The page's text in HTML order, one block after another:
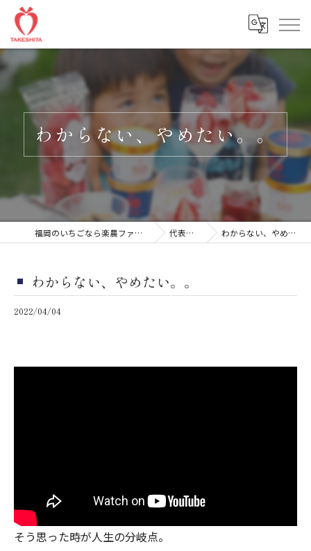
わからない、やめたい。。
福岡のいちごなら楽農ファームたけした 代表ブログ わからない、やめたい。。
わからない、やめたい。。
2022/04/04
そう思った時が人生の分岐点。